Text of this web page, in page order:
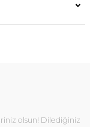
olsun! Dilediğiniz